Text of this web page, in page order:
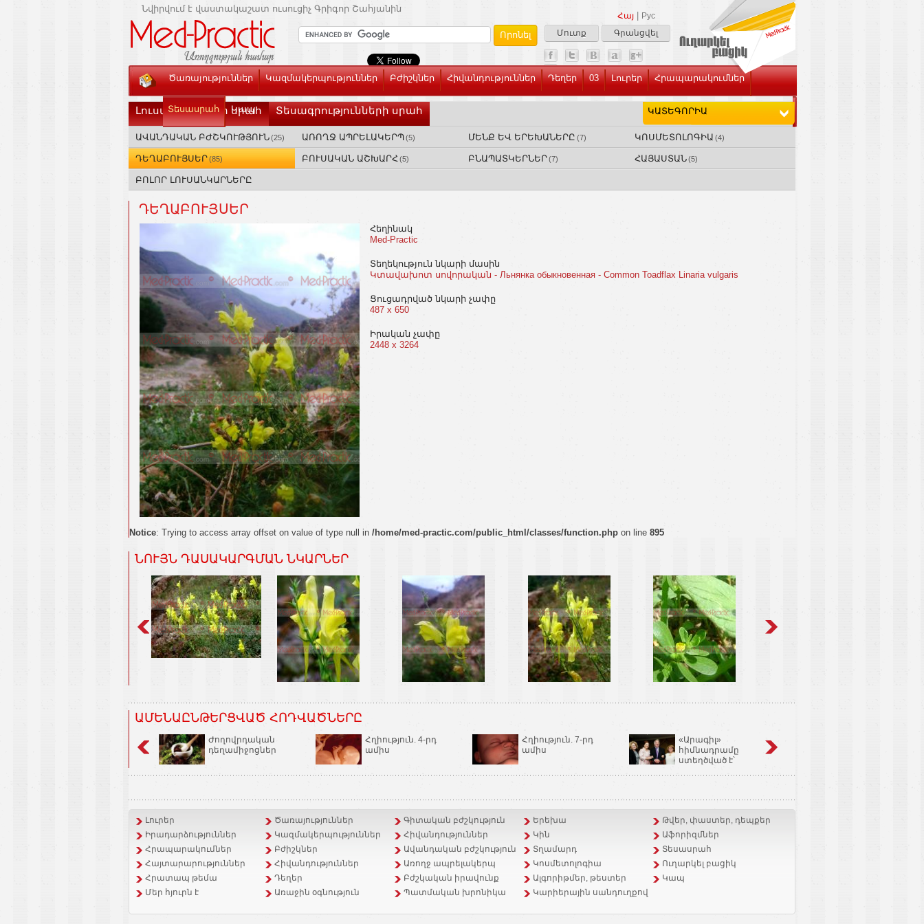
Հայ
Рус
Մուտք
Գրանցվել
Նվիրվում է վաստակաշատ ուսուցիչ Գրիգոր Շահյանին
Ծառայություններ Կազմակերպություններ Բժիշկներ Հիվանդություններ Դեղեր 03 Լուրեր Հրապարակումներ
Տեսասրահ Կապ
Լուսանկարների սրահ Տեսագրությունների սրահ ԿԱՏԵԳՈՐԻԱ
ԱՎԱՆԴԱԿԱՆ ԲԺՇԿՈՒԹՅՈՒՆ(25) ԱՌՈՂՋ ԱՊՐԵԼԱԿԵՐՊ(5) ՄԵՆՔ ԵՎ ԵՐԵԽԱՆԵՐԸ (7) ԿՈՍՄԵՏՈԼՈԳԻԱ (4)
ԴԵՂԱԲՈՒՅՍԵՐ(85) ԲՈՒՍԱԿԱՆ ԱՇԽԱՐՀ(5) ԲՆԱՊԱՏԿԵՐՆԵՐ(7) ՀԱՅԱՍՏԱՆ(5)
ԲՈԼՈՐ ԼՈՒՍԱՆԿԱՐՆԵՐԸ
ԴԵՂԱԲՈՒՅՍԵՐ
Հեղինակ
Med-Practic
Տեղեկություն նկարի մասին
Կտավախոտ սովորական - Льнянка обыкновенная - Common Toadflax Linaria vulgaris
Ցուցադրված նկարի չափը
487 x 650
Իրական չափը
2448 x 3264
Notice: Trying to access array offset on value of type null in /home/med-practic.com/public_html/classes/function.php on line 895
ՆՈՒՅՆ ԴԱՍԱԿԱՐԳՄԱՆ ՆԿԱՐՆԵՐ
ԱՄԵՆԱԸՆԹԵՐՑՎԱԾ ՀՈԴՎԱԾՆԵՐԸ
Ժողովրդական
դեղամիջոցներ
Հղիություն. 4-րդ
ամիս
Հղիություն. 7-րդ
ամիս
«Արագիլ»
հիմնադրամը
ստեղծված է՝
Լուրեր Ծառայություններ Գիտական բժշկություն Երեխա
Թվեր, փաստեր, դեպքեր
Իրադարձություններ
Կազմակերպություններ Հիվանդություններ Կին
Աֆորիզմներ
Հրապարակումներ
Բժիշկներ Ավանդական բժշկություն Տղամարդ
Տեսասրահ
Հայտարարություններ
Հիվանդություններ Առողջ ապրելակերպ Կոսմետոլոգիա
Ուղարկել բացիկ
Հրատապ թեմա
Դեղեր Բժշկական իրավունք Ալգորիթմեր, թեստեր
Կապ
Մեր հյուրն է
Առաջին օգնություն Պատմական խրոնիկա Կարիերային սանդուղքով